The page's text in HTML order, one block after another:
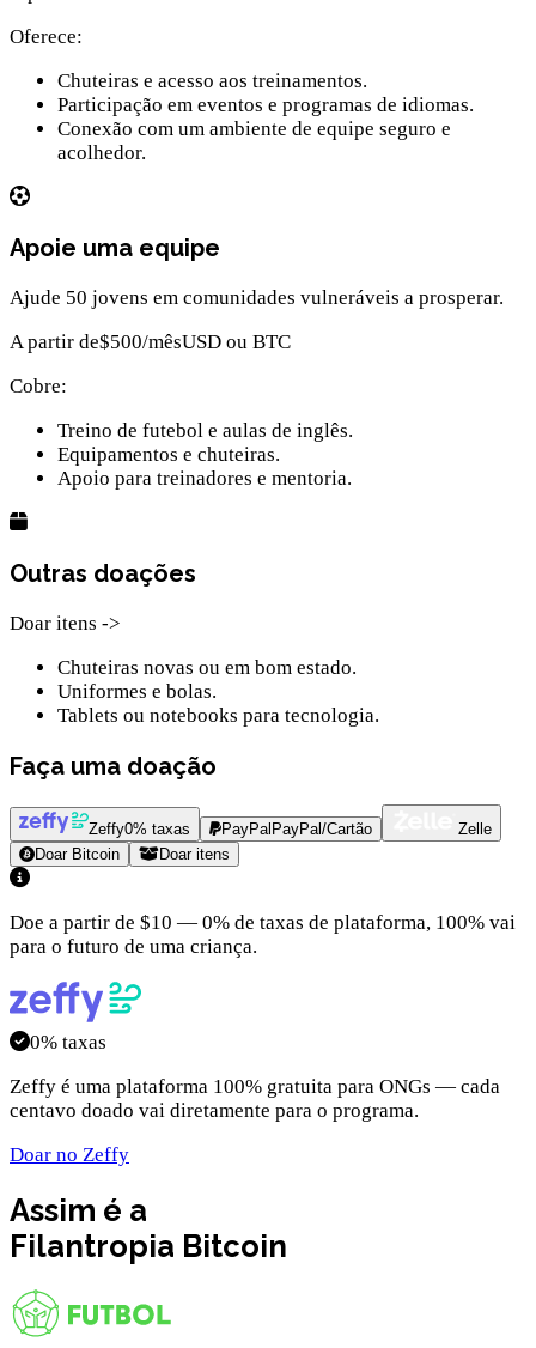
Oferece:
Chuteiras e acesso aos treinamentos.
Participação em eventos e programas de idiomas.
Conexão com um ambiente de equipe seguro e
acolhedor.
Apoie uma equipe
Ajude 50 jovens em comunidades vulneráveis a prosperar.
A partir de$500/mêsUSD ou BTC
Cobre:
Treino de futebol e aulas de inglês.
Equipamentos e chuteiras.
Apoio para treinadores e mentoria.
Outras doações
Doar itens ->
Chuteiras novas ou em bom estado.
Uniformes e bolas.
Tablets ou notebooks para tecnologia.
Faça uma doação
Zeffy0% taxas PayPalPayPal/Cartão
Zelle
Doar Bitcoin
Doar itens
Doe a partir de $10 — 0% de taxas de plataforma, 100% vai
para o futuro de uma criança.
0% taxas
Zeffy é uma plataforma 100% gratuita para ONGs — cada
centavo doado vai diretamente para o programa.
Doar no Zeffy
Assim é a
Filantropia Bitcoin